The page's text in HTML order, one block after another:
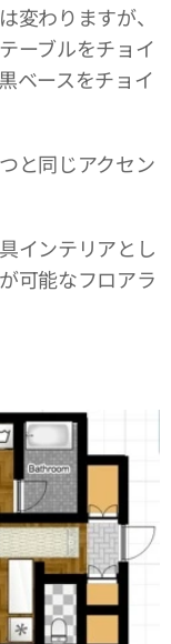
変わりますが、
ーブルをチョイ
ベースをチョイ
同じアクセン
ンテリアとし
可能なフロアラ